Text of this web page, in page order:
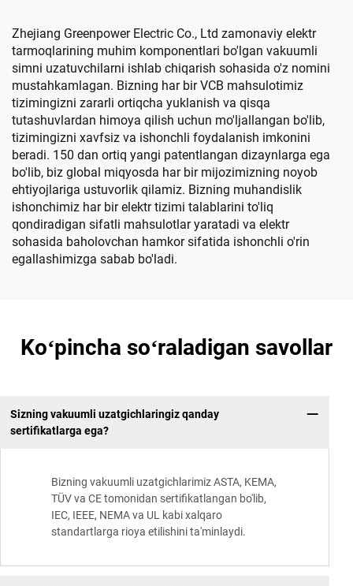
Zhejiang Greenpower Electric Co., Ltd zamonaviy elektr
tarmoqlarining muhim komponentlari bo'lgan vakuumli
simni uzatuvchilarni ishlab chiqarish sohasida o'z nomini
mustahkamlagan. Bizning har bir VCB mahsulotimiz
tizimingizni zararli ortiqcha yuklanish va qisqa
tutashuvlardan himoya qilish uchun mo'ljallangan bo'lib,
tizimingizni xavfsiz va ishonchli foydalanish imkonini
beradi. 150 dan ortiq yangi patentlangan dizaynlarga ega
bo'lib, biz global miqyosda har bir mijozimizning noyob
ehtiyojlariga ustuvorlik qilamiz. Bizning muhandislik
ishonchimiz har bir elektr tizimi talablarini to'liq
qondiradigan sifatli mahsulotlar yaratadi va elektr
sohasida baholovchan hamkor sifatida ishonchli o'rin
egallashimizga sabab bo'ladi.
Koʻpincha soʻraladigan savollar
Sizning vakuumli uzatgichlaringiz qanday
sertifikatlarga ega?
Bizning vakuumli uzatgichlarimiz ASTA, KEMA,
TÜV va CE tomonidan sertifikatlangan bo'lib,
IEC, IEEE, NEMA va UL kabi xalqaro
standartlarga rioya etilishini ta'minlaydi.